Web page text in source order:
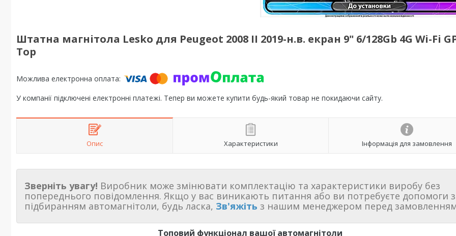
Штатна магнітола Lesko для Peugeot 2008 II 2019-н.в. екран 9" 6/128Gb 4G Wi-Fi
Top
У компанії підключені електронні платежі. Тепер ви можете купити будь-який товар не покидаючи сайту.
Опис Характеристики Інформація для замовлення
Зверніть увагу! Виробник може змінювати комплектацію та характеристики виробу без
попереднього повідомлення. Якщо у вас виникають питання або ви потребуєте допомоги з
підбиранням автомагнітоли, будь ласка, Зв'яжіть з нашим менеджером перед
Топовий функціонал вашої автомагнітоли